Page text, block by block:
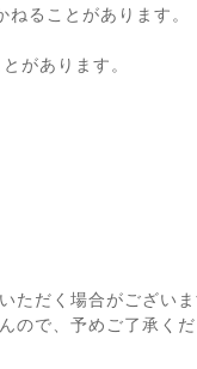
ることがあります。
があります。
ただく場合がございま
ので、予めご了承くだ